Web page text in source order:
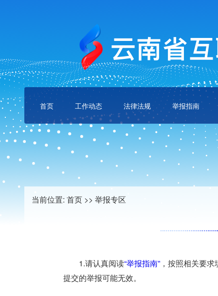
首页 工作动态 法律法规 举报指南
当前位置: 首页 >> 举报专区
1.请认真阅读“举报指南” ，按照相关要
提交的举报可能无效。